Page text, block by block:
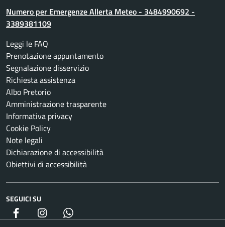
Numero per Emergenze Allerta Meteo - 3484990692 -
3389381109
Leggi le FAQ
Prenotazione appuntamento
Segnalazione disservizio
Richiesta assistenza
Albo Pretorio
Amministrazione trasparente
Informativa privacy
Cookie Policy
Note legali
Dichiarazione di accessibilità
Obiettivi di accessibilità
SEGUICI SU
Facebook Instagram